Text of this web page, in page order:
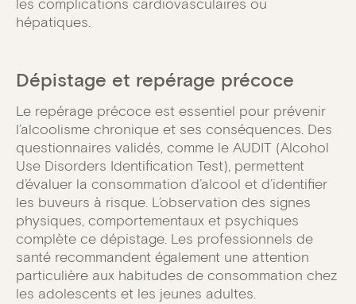
les complications cardiovasculaires ou
hépatiques.
Dépistage et repérage précoce
Le repérage précoce est essentiel pour prévenir
l’alcoolisme chronique et ses conséquences. Des
questionnaires validés, comme le AUDIT (Alcohol
Use Disorders Identification Test), permettent
d’évaluer la consommation d’alcool et d’identifier
les buveurs à risque. L’observation des signes
physiques, comportementaux et psychiques
complète ce dépistage. Les professionnels de
santé recommandent également une attention
particulière aux habitudes de consommation chez
les adolescents et les jeunes adultes.